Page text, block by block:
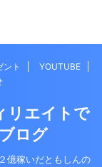
ント
YOUTUBE
リエイトで
ログ
億稼いだともしんの